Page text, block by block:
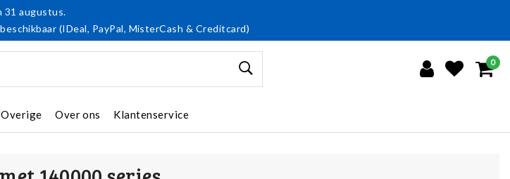
31 augustus.
(IDeal, PayPal, MisterCash & Creditcard)
0
Overige Over ons Klantenservice